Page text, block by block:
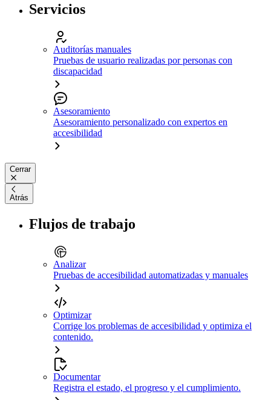
Servicios
Auditorías manuales
Pruebas de usuario realizadas por personas con
discapacidad
Asesoramiento
Asesoramiento personalizado con expertos en
accesibilidad
Cerrar
Atrás
Flujos de trabajo
Analizar
Pruebas de accesibilidad automatizadas y manuales
Optimizar
Corrige los problemas de accesibilidad y optimiza el
contenido.
Documentar
Registra el estado, el progreso y el cumplimiento.